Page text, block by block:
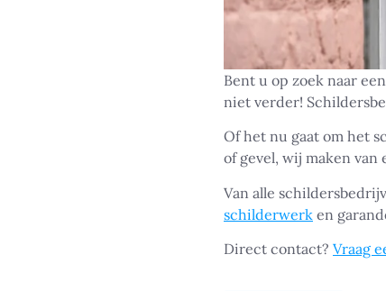
Bent u op zoek naar
niet verder!
Of het nu gaat om het
of gevel, wij maken van
Van alle
schilderwerk en
Direct contact? Vraag